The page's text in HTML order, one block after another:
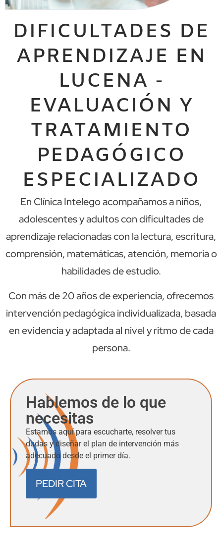
DIFICULTADES DE
APRENDIZAJE EN
LUCENA -
EVALUACIÓN Y
TRATAMIENTO
PEDAGÓGICO
ESPECIALIZADO
En Clínica Intelego acompañamos a niños,
adolescentes y adultos con dificultades de
aprendizaje relacionadas con la lectura, escritura,
comprensión, matemáticas, atención, memoria o
habilidades de estudio.
Con más de 20 años de experiencia, ofrecemos
intervención pedagógica individualizada, basada
en evidencia y adaptada al nivel y ritmo de cada
persona.
Hablemos de lo que
necesitas
Estamos aquí para escucharte, resolver tus
dudas y diseñar el plan de intervención más
adecuado desde el primer día.
PEDIR CITA